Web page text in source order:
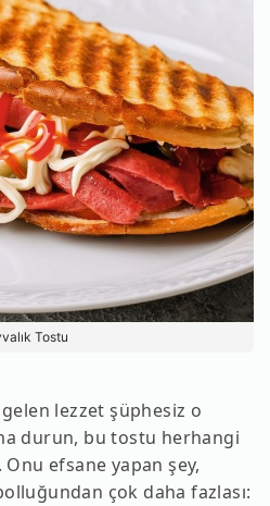
Tostu
lezzet şüphesiz o
durun, bu tostu herhangi
Onu efsane yapan şey,
çok daha fazlası: